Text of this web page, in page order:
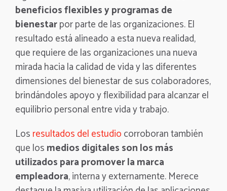
beneficios flexibles y programas de
bienestarpor parte de las organizaciones. El
resultado está alineado a esta nueva realidad,
que requiere de las organizaciones una nueva
mirada hacia la calidad de vida y las diferentes
dimensiones del bienestar de sus colaboradores,
brindándoles apoyo y flexibilidad para alcanzar el
equilibrio personal entre vida y trabajo.
Losresultados del estudiocorroboran también
que losmedios digitales son los más
utilizados para promover la marca
empleadora, interna y externamente. Merece